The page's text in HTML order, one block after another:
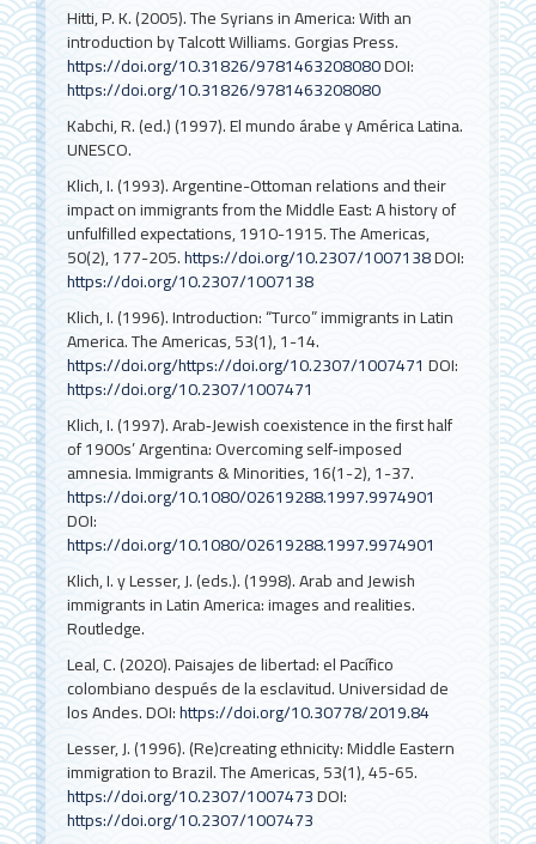
Hitti, P. K. (2005). The Syrians in America: With an
introduction by Talcott Williams. Gorgias Press.
https://doi.org/10.31826/9781463208080DOI:
https://doi.org/10.31826/9781463208080
Kabchi, R. (ed.) (1997). El mundo árabe y América Latina.
UNESCO.
Klich, I. (1993). Argentine-Ottoman relations and their
impact on immigrants from the Middle East: A history of
unfulfilled expectations, 1910-1915. The Americas,
50(2), 177-205.https://doi.org/10.2307/1007138DOI:
https://doi.org/10.2307/1007138
Klich, I. (1996). Introduction: “Turco” immigrants in Latin
America. The Americas, 53(1), 1-14.
https://doi.org/https://doi.org/10.2307/1007471 DOI:
https://doi.org/10.2307/1007471
Klich, I. (1997). Arab‐Jewish coexistence in the first half
of 1900s’ Argentina: Overcoming self‐imposed
amnesia. Immigrants & Minorities, 16(1-2), 1-37.
https://doi.org/10.1080/02619288.1997.9974901
DOI:
https://doi.org/10.1080/02619288.1997.9974901
Klich, I. y Lesser, J. (eds.). (1998). Arab and Jewish
immigrants in Latin America: images and realities.
Routledge.
Leal, C. (2020). Paisajes de libertad: el Pacífico
colombiano después de la esclavitud. Universidad de
los Andes.DOI:https://doi.org/10.30778/2019.84
Lesser, J. (1996). (Re)creating ethnicity: Middle Eastern
immigration to Brazil. The Americas, 53(1), 45-65.
https://doi.org/10.2307/1007473DOI:
https://doi.org/10.2307/1007473